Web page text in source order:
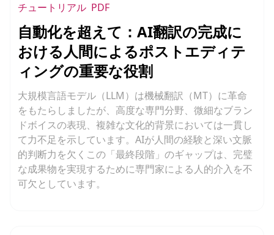
チュートリアル PDF
自動化を超えて：AI翻訳の完成に
おける人間によるポストエディテ
ィングの重要な役割
大規模言語モデル（LLM）は機械翻訳（MT）に革命
をもたらしましたが、高度な専門分野、微細なブラン
ドボイスの表現、複雑な文化的背景においては一貫し
て力不足を示しています。AIが人間の経験と深い文脈
的判断力を欠くこの「最終段階」のギャップは、完璧
な成果物を実現するために専門家による人的介入を不
可欠としています。